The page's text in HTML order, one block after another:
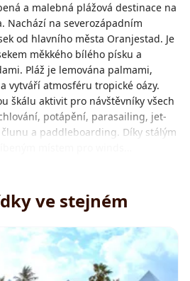
a malebná plážová destinace na
Nachází na severozápadním
od hlavního města Oranjestad. Je
měkkého bílého písku a
Pláž je lemována palmami,
vytváří atmosféru tropické oázy.
škálu aktivit pro návštěvníky všech
potápění, parasailing, jet-
a paddleboarding. Díky stálým
ve stejném